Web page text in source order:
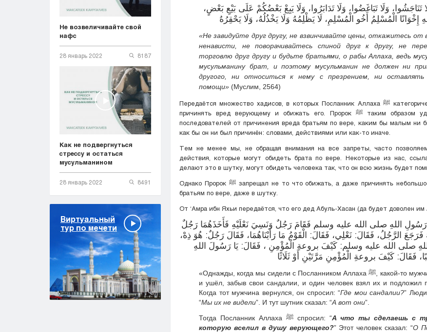
Не возвеличивайте свой
нафс
28 январь 2022 8187
Как не подвергнуться
стрессу и остаться
мусульманином
28 январь 2022 8491
Виртуальный
тур по мечети
تَنَاجَشُوا، وَلَا تَبَاغَضُوا، وَلَا تَدَابَرُوا، وَلَا يَبِعْ بَعْضُكُمْ عَلَى بَيْعِ بَعْضٍ،
إِخْوَانًا الْمُسْلِمُ أَخُو الْمُسْلِمِ، لَا يَظْلِمُهُ وَلَا يَخْذُلُهُ، وَلَا يَحْقِرُهُ
«Не завидуйте друг другу, не взвинчивайте цены, откажитесь от
ненависти, не поворачивайтесь спиной друг к другу, не
торговлю друг другу и будьте братьями, о рабы Аллаха, ведь
мусульманину брат, и поэтому мусульманин не должен ни
другого, ни относиться к нему с презрением, ни оставлять
помощи» (Муслим, 2564)
Передаётся множество хадисов, в которых Посланник Аллаха ﷺ категорически запрещает
причинять вред верующему и обижать его. Пророк ﷺ таким образом удерживал своих
последователей от причинения вреда братьям по вере, каким бы малым ни
как бы он ни был причинён: словами, действиями или как-то иначе.
Тем не менее мы, не обращая внимания на все запреты, часто
действия, которые могут обидеть брата по вере. Некоторые из нас,
делают это в шутку, могут обидеть человека так, что он всю жизнь будет
Однако Пророк ﷺ запрещал не то что обижать, а даже причинять небольшое беспокойство
братьям по вере, даже в шутку.
От ‘Амра ибн Яхьи передаётся, что его дед Абуль-Хасан (да будет доволен им
اللهِ صلى الله عليه وسلم ‌فَقَامَ ‌رَجُلٌ ‌وَنَسِيَ ‌نَعْلَيْهِ فَأَخَذَهُمَا رَجُلٌ
الرَّجُلُ، فَقَالَ: نَعْلِي، فَقَالَ: الْقَوْمُ مَا رَأَيْنَاهُمَا، فَقَالَ رَجُلٌ: هُوَ ذِهْ،
صلى الله عليه وسلم: كَيْفَ بروعةِ الْمُؤْمِنِ ، فَقَالَ: يَا رَسُولَ اللهِ
فَقَالَ: كَيْفَ بروعةِ الْمُؤْمِنِ مَرَّتَيْنِ أَوْ ثَلَاثًا
«Однажды, когда мы сидели с Посланником Аллаха ﷺ, какой-то мужчина встал
и ушёл, забыв свои сандалии, и один человек взял их и подложил
Когда тот мужчина вернулся, он спросил: “Где мои сандалии?” Люди
“Мы их не видели”. И тут шутник сказал: “А вот они”.
Тогда Посланник Аллаха ﷺ спросил: “А что ты сделаешь с
которую вселил в душу верующего?” Этот человек сказал: “О